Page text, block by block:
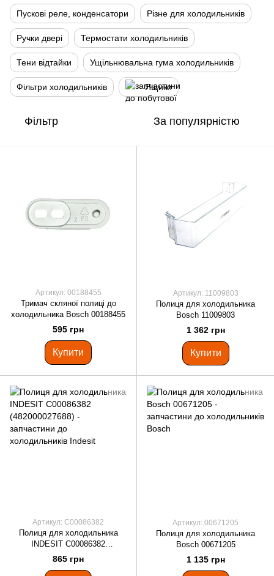
Пускові реле, конденсатори Різне для холодильників
Ручки двері Термостати холодильників
Тени відтайки Ущільнювальна гума холодильників
Фільтри холодильників Ящики
Фільтр За популярністю
Артикул: 00188455
Тримач скляної полиці до
холодильника Bosch 00188455
595 грн
Купити
Артикул: 11009803
Полиця для холодильника
Bosch 11009803
1 362 грн
Купити
Артикул: C00086382
Полиця для холодильника
INDESIT C00086382
(482000027688)
865 грн
Артикул: 00671205
Полиця для холодильника
Bosch 00671205
1 135 грн